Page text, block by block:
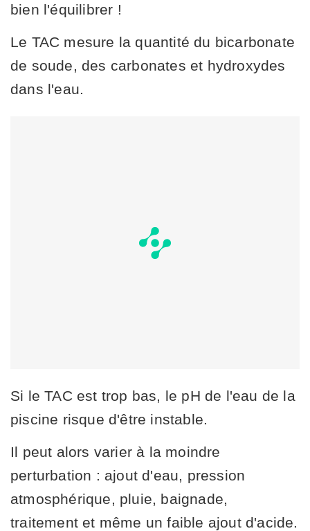
bien l'équilibrer !
Le TAC mesure la quantité du bicarbonate
de soude, des carbonates et hydroxydes
dans l'eau.
Si le TAC est trop bas, le pH de l'eau de la
piscine risque d'être instable.
Il peut alors varier à la moindre
perturbation : ajout d'eau, pression
atmosphérique, pluie, baignade,
traitement et même un faible ajout d'acide.